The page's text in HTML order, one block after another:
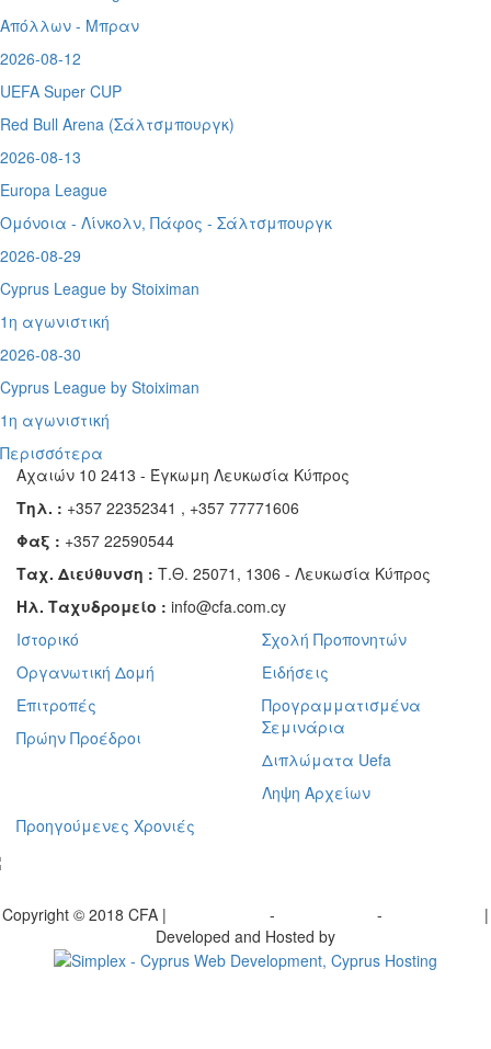
Απόλλων - Μπραν
2026-08-12
UEFA Super CUP
Red Bull Arena (Σάλτσμπουργκ)
2026-08-13
Europa League
Ομόνοια - Λίνκολν, Πάφος - Σάλτσμπουργκ
2026-08-29
Cyprus League by Stoiximan
1η αγωνιστική
2026-08-30
Cyprus League by Stoiximan
1η αγωνιστική
Περισσότερα
Αχαιών 10 2413 - Έγκωμη Λευκωσία Κύπρος
Τηλ. : +357 22352341 , +357 77771606
Φαξ : +357 22590544
Ταχ. Διεύθυνση : Τ.Θ. 25071, 1306 - Λευκωσία Κύπρος
Ηλ. Ταχυδρομείο : info@cfa.com.cy
Ιστορικό
Οργανωτική Δομή
Επιτροπές
Πρώην Προέδροι
Σχολή Προπονητών
Ειδήσεις
Προγραμματισμένα
Σεμινάρια
Διπλώματα Uefa
Ληψη Αρχείων
Προηγούμενες Χρονιές
Copyright © 2018 CFA | - -
|
Developed and Hosted by